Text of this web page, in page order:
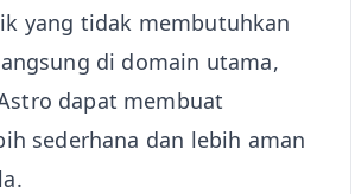
yang tidak membutuhkan
di domain utama,
dapat membuat
sederhana dan lebih aman